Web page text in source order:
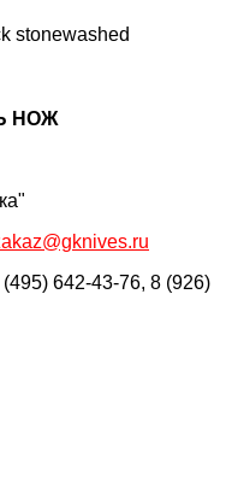
stonewashed
НОЖ
642-43-76, 8 (926)